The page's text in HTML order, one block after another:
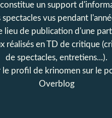
un support
spectacles vus pendant
lieu de publication d'une
réalisés en TD de critique
de spectacles, entretiens...).
le profil de krinomen sur le
Overblog